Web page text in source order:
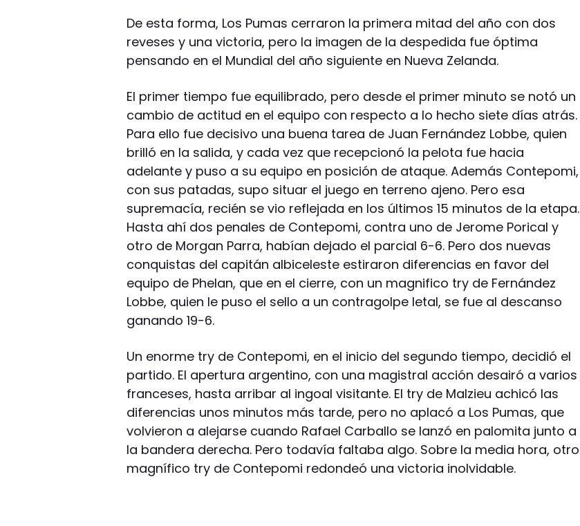
De esta forma, Los Pumas cerraron la primera mitad del año con dos
reveses y una victoria, pero la imagen de la despedida fue óptima
pensando en el Mundial del año siguiente en Nueva Zelanda.
El primer tiempo fue equilibrado, pero desde el primer minuto se notó un
cambio de actitud en el equipo con respecto a lo hecho siete días atrás.
Para ello fue decisivo una buena tarea de Juan Fernández Lobbe, quien
brilló en la salida, y cada vez que recepcionó la pelota fue hacia
adelante y puso a su equipo en posición de ataque. Además Contepomi,
con sus patadas, supo situar el juego en terreno ajeno. Pero esa
supremacía, recién se vio reflejada en los últimos 15 minutos de la etapa.
Hasta ahí dos penales de Contepomi, contra uno de Jerome Porical y
otro de Morgan Parra, habían dejado el parcial 6-6. Pero dos nuevas
conquistas del capitán albiceleste estiraron diferencias en favor del
equipo de Phelan, que en el cierre, con un magnifico try de Fernández
Lobbe, quien le puso el sello a un contragolpe letal, se fue al descanso
ganando 19-6.
Un enorme try de Contepomi, en el inicio del segundo tiempo, decidió el
partido. El apertura argentino, con una magistral acción desairó a varios
franceses, hasta arribar al ingoal visitante. El try de Malzieu achicó las
diferencias unos minutos más tarde, pero no aplacó a Los Pumas, que
volvieron a alejarse cuando Rafael Carballo se lanzó en palomita junto a
la bandera derecha. Pero todavía faltaba algo. Sobre la media hora, otro
magnífico try de Contepomi redondeó una victoria inolvidable.